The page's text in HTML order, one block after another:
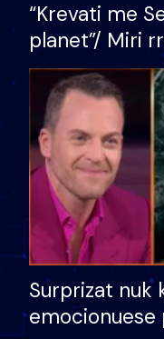
“Krevati me
planet”/ Miri
bukura në
mungojë
Surprizat nuk
emocionuese